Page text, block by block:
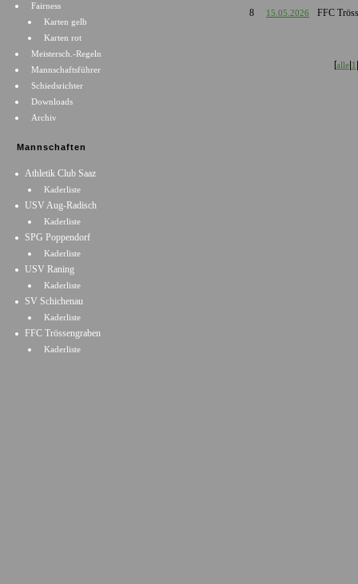
Fairness
Karten gelb
Karten rot
Meistersch.-Regeln
Mannschaftsführer
Schiedsrichter
Downloads
Archiv
Mannschaften
Athletik Club Saaz
Kaderliste
USV Aug-Radisch
Kaderliste
SPG Poppendorf
Kaderliste
USV Raning
Kaderliste
SV Schichenau
Kaderliste
FFC Trössengraben
Kaderliste
8 15.05.2026 FFC
[alle| 1